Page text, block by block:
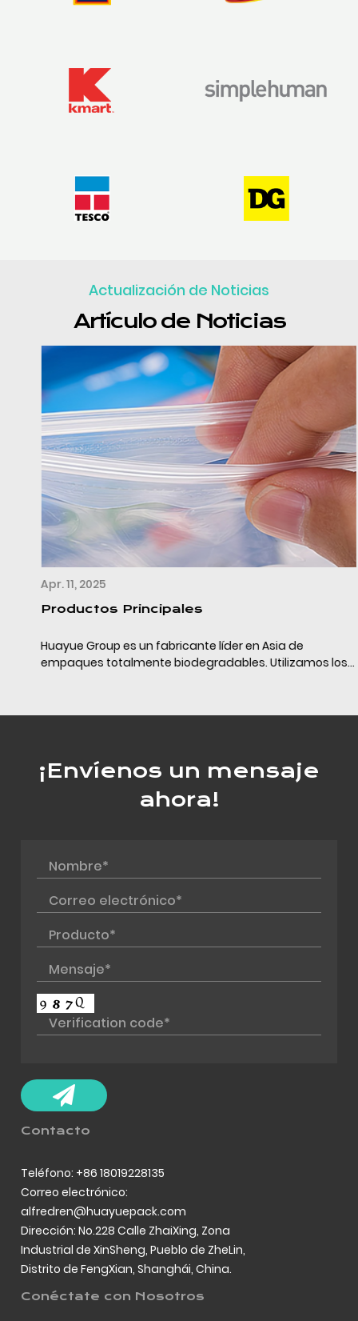
Actualización de Noticias
Artículo de Noticias
Apr. 11, 2025
Productos Principales
Huayue Group es un fabricante líder en Asia de
empaques totalmente biodegradables. Utilizamos los
la tecn...
¡Envíenos un mensaje
ahora!
Contacto
Teléfono: +86 18019228135
Correo electrónico:
alfredren@huayuepack.com
Dirección: No.228 Calle ZhaiXing, Zona
Industrial de XinSheng, Pueblo de ZheLin,
Distrito de FengXian, Shanghái, China.
Conéctate con Nosotros